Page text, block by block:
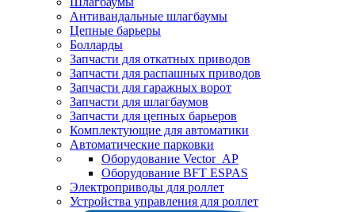
Антивандальные шлагбаумы
Цепные барьеры
Болларды
Запчасти для откатных приводов
Запчасти для распашных приводов
Запчасти для гаражных ворот
Запчасти для шлагбаумов
Запчасти для цепных барьеров
Комплектующие для автоматики
Автоматические парковки
Оборудование Vector_AP
Оборудование BFT ESPAS
Электроприводы для роллет
Устройства управления для роллет